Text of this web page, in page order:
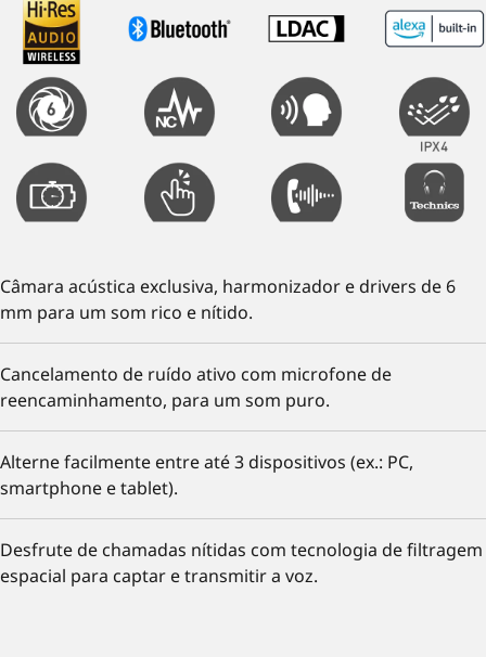
Câmara acústica exclusiva, harmonizador e drivers de 6
mm para um som rico e nítido.
Cancelamento de ruído ativo com microfone de
reencaminhamento, para um som puro.
Alterne facilmente entre até 3 dispositivos (ex.: PC,
smartphone e tablet).
Desfrute de chamadas nítidas com tecnologia de filtragem
espacial para captar e transmitir a voz.